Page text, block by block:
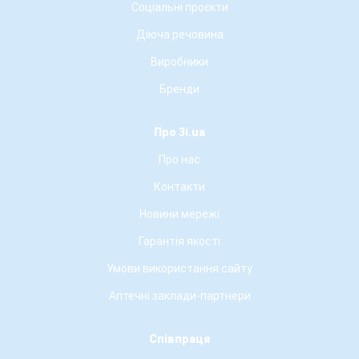
Соціальні проєкти
Діюча речовина
Виробники
Бренди
Про 3i.ua
Про нас
Контакти
Новини мережі
Гарантія якості
Умови використання сайту
Аптечні заклади-партнери
Співпраця